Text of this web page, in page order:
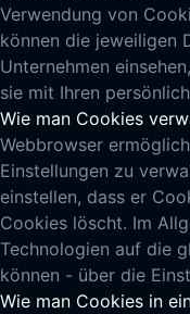
Verwendung von
können die jeweiligen
Unternehmen
sie mit Ihren
Wie man Cookies
Webbrowser
Einstellungen zu
einstellen, dass er
Cookies löscht. Im
Technologien auf die
können - über die
Wie man Cookies in